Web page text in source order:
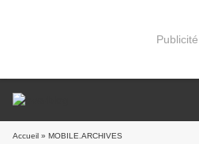
Publicité
Accueil » MOBILE.ARCHIVES